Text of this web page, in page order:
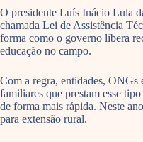
O presidente Luís Inácio Lula
chamada Lei de Assistência
forma como o governo libera
educação no campo.
Com a regra, entidades, ONGs
familiares que prestam esse
de forma mais rápida. Neste
para extensão rural.